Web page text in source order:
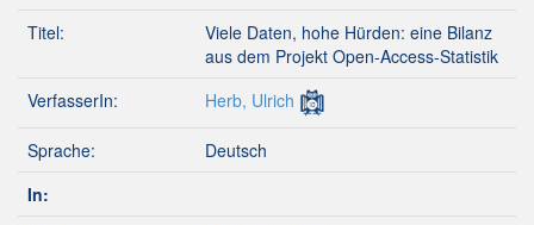
Titel:
Viele Daten, hohe Hürden: eine Bilanz
aus dem Projekt Open-Access-Statistik
VerfasserIn:
Herb, Ulrich
Sprache:
Deutsch
In: